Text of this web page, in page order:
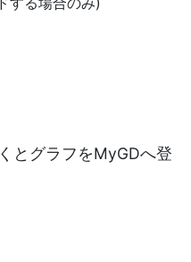
とグラフをMyGDへ登